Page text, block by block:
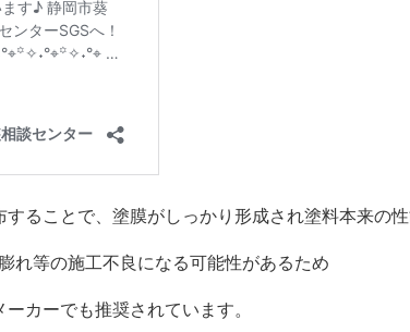
ることで、塗膜がしっかり形成され塗料本来の
れ等の施工不良になる可能性があるため
カーでも推奨されています。